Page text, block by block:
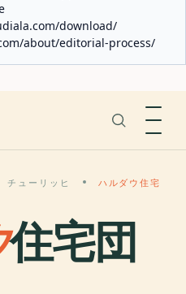
download/
about/editorial-process/
チューリッヒ
ハルダウ住宅
住宅団